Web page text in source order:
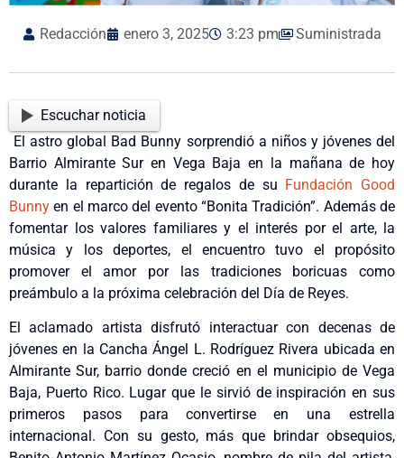
Redacción enero 3, 2025 3:23 pm Suministrada
Escuchar noticia
El astro global Bad Bunny sorprendió a niños y jóvenes del
Barrio Almirante Sur en Vega Baja en la mañana de hoy
durante la repartición de regalos de su Fundación Good
Bunny en el marco del evento “Bonita Tradición”. Además de
fomentar los valores familiares y el interés por el arte, la
música y los deportes, el encuentro tuvo el propósito
promover el amor por las tradiciones boricuas como
preámbulo a la próxima celebración del Día de Reyes.
El aclamado artista disfrutó interactuar con decenas de
jóvenes en la Cancha Ángel L. Rodríguez Rivera ubicada en
Almirante Sur, barrio donde creció en el municipio de Vega
Baja, Puerto Rico. Lugar que le sirvió de inspiración en sus
primeros pasos para convertirse en una estrella
internacional. Con su gesto, más que brindar obsequios,